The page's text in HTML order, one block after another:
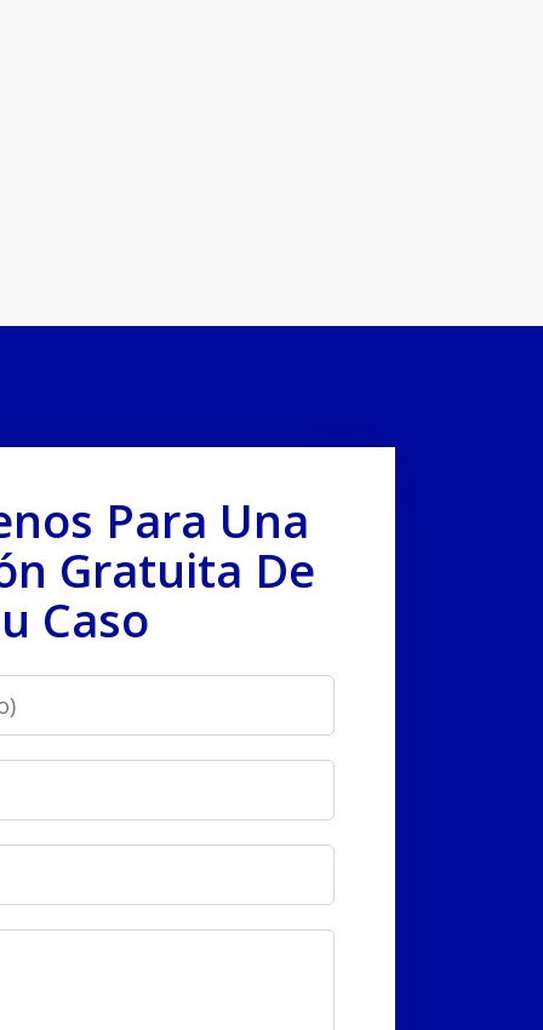
Para Una
Gratuita De
Caso